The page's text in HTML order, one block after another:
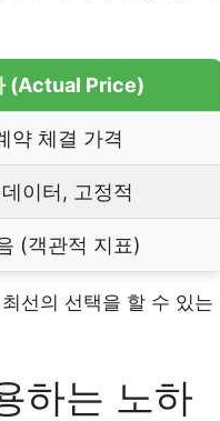
(Actual Price)
약 체결 가격
이터, 고정적
(객관적 지표)
선의 선택을 할 수 있는
하는 노하